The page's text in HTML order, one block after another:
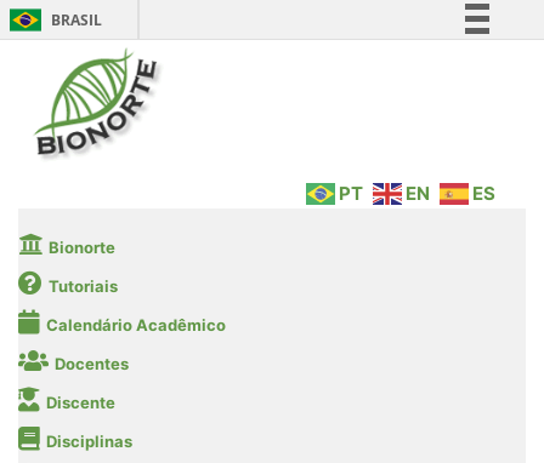
BRASIL
Legislação
PT EN ES
Bionorte
Tutoriais
Calendário Acadêmico
Docentes
Discente
Disciplinas